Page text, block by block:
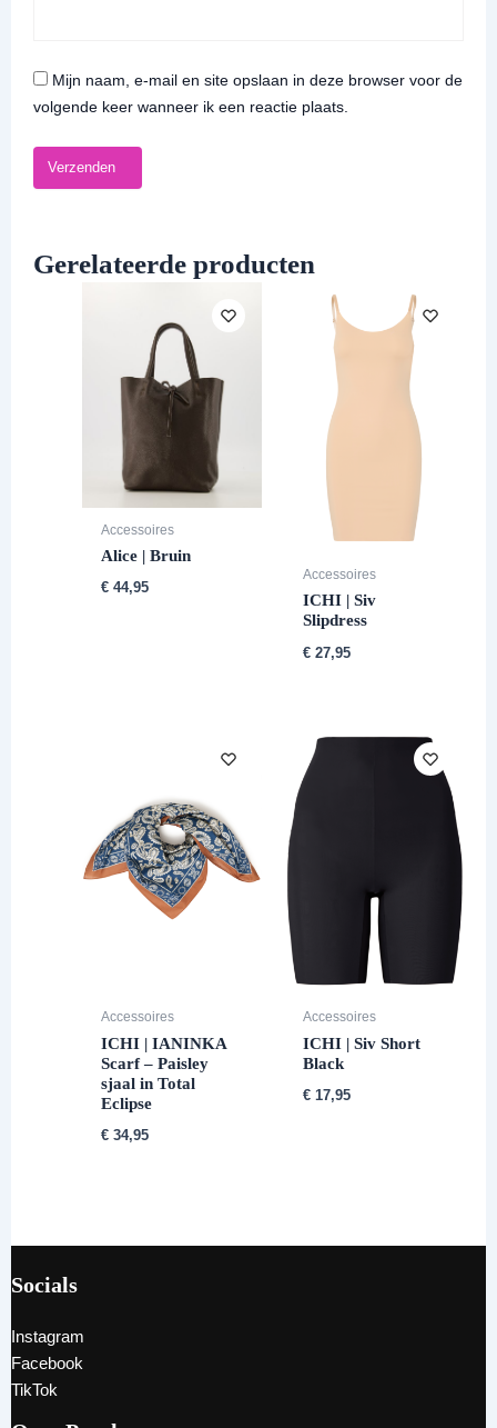
Mijn naam, e-mail en site opslaan in deze browser voor de
volgende keer wanneer ik een reactie plaats.
Gerelateerde producten
Accessoires
Alice | Bruin
€ 44,95
Accessoires
ICHI | Siv
Slipdress
€ 27,95
Accessoires
ICHI | IANINKA
Scarf – Paisley
sjaal in Total
Eclipse
€ 34,95
Accessoires
ICHI | Siv Short
Black
€ 17,95
Socials
Instagram
Facebook
TikTok